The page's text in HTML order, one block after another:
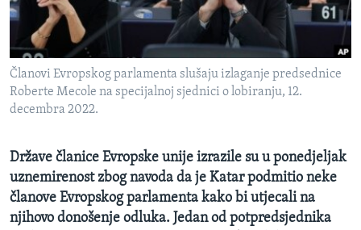
MAGAZIN
O GLASU AMERIKE
Learning English
Jezici
Članovi Evropskog parlamenta slušaju izlaganje predsednice
Roberte Mecole na specijalnoj sjednici o lobiranju, 12.
decembra 2022.
Države članice Evropske unije izrazile su u ponedjeljak
uznemirenost zbog navoda da je Katar podmitio neke
članove Evropskog parlamenta kako bi utjecali na
njihovo donošenje odluka. Jedan od potpredsjednika